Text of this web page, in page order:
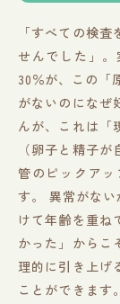
「すべての検
せんでした」
30％が、この「
がないのになぜ
んが、これは「
（卵子と精子
管のピックア
す。 異常がな
けて年齢を重ね
かった」からこ
理的に引き上げ
ことができます